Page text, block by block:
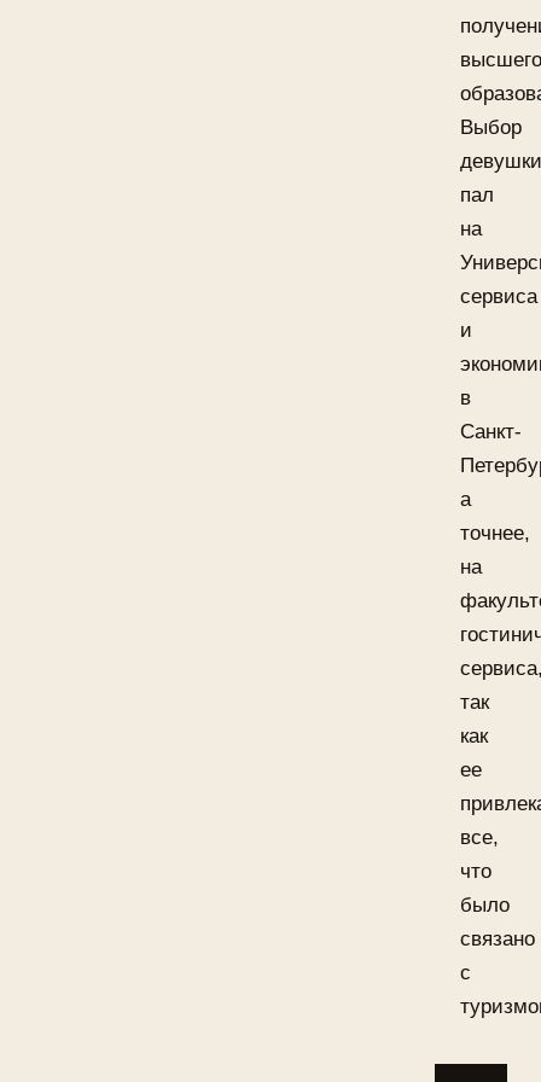
Выбор
пал
на
сервиса
и
в
Санкт-
а
точнее,
на
так
как
ее
все,
что
было
связано
с